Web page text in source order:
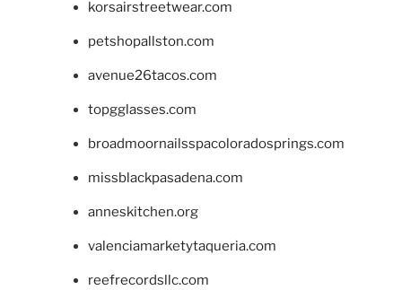
korsairstreetwear.com
petshopallston.com
avenue26tacos.com
topgglasses.com
broadmoornailsspacoloradosprings.com
missblackpasadena.com
anneskitchen.org
valenciamarketytaqueria.com
reefrecordsllc.com